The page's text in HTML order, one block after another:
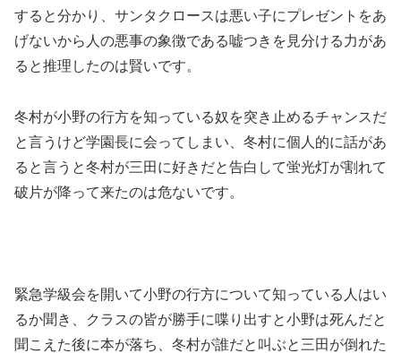
すると分かり、サンタクロースは悪い子にプレゼントをあ
げないから人の悪事の象徴である嘘つきを見分ける力があ
ると推理したのは賢いです。
冬村が小野の行方を知っている奴を突き止めるチャンスだ
と言うけど学園長に会ってしまい、冬村に個人的に話があ
ると言うと冬村が三田に好きだと告白して蛍光灯が割れて
破片が降って来たのは危ないです。
緊急学級会を開いて小野の行方について知っている人はい
るか聞き、クラスの皆が勝手に喋り出すと小野は死んだと
聞こえた後に本が落ち、冬村が誰だと叫ぶと三田が倒れた